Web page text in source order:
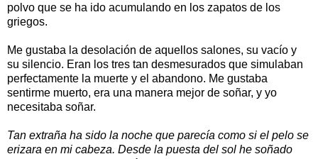
polvo que se ha ido acumulando en los zapatos de los
griegos.
Me gustaba la desolación de aquellos salones, su vacío y
su silencio. Eran los tres tan desmesurados que simulaban
perfectamente la muerte y el abandono. Me gustaba
sentirme muerto, era una manera mejor de soñar, y yo
necesitaba soñar.
Tan extraña ha sido la noche que parecía como si el pelo se
erizara en mi cabeza. Desde la puesta del sol he soñado